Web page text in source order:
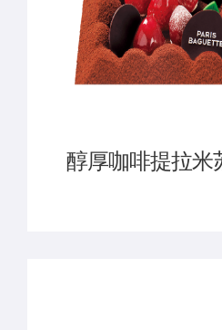
醇厚咖啡提拉米